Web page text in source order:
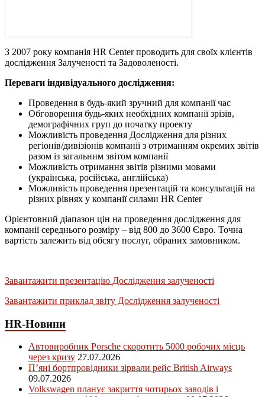
З 2007 року компанія HR Center проводить для своїх клієнтів
дослідження Залученості та Задоволеності.
Переваги індивідуального дослідження:
Проведення в будь-який зручний для компанії час
Обговорення будь-яких необхідних компанії зрізів,
демографічних груп до початку проекту
Можливість проведення Дослідження для різних
регіонів/дивізіонів компанії з отриманням окремих звітів
разом із загальним звітом компанії
Можливість отримання звітів різними мовами
(українська, російська, англійська)
Можливість проведення презентацій та консультацій на
різних рівнях у компанії силами HR Center
Орієнтовний діапазон цін на проведення дослідження для
компанії середнього розміру – від 800 до 3600 Євро. Точна
вартість залежить від обсягу послуг, обраних замовником.
Завантажити презентацію Дослідження залученості
Завантажити приклад звіту Дослідження залученості
HR-Новини
Автовиробник Porsche скоротить 5000 робочих місць
через кризу 27.07.2026
П’яні бортпровідники зірвали рейс British Airways
09.07.2026
Volkswagen планує закриття чотирьох заводів і